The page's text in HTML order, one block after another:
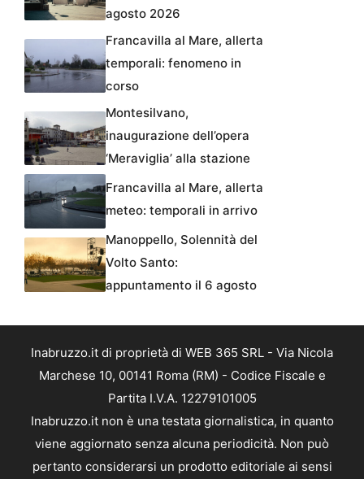
agosto 2026
Francavilla al Mare, allerta
temporali: fenomeno in
corso
Montesilvano,
inaugurazione dell’opera
‘Meraviglia’ alla stazione
Francavilla al Mare, allerta
meteo: temporali in arrivo
Manoppello, Solennità del
Volto Santo:
appuntamento il 6 agosto
Inabruzzo.it di proprietà di WEB 365 SRL - Via Nicola
Marchese 10, 00141 Roma (RM) - Codice Fiscale e
Partita I.V.A. 12279101005
Inabruzzo.it non è una testata giornalistica, in quanto
viene aggiornato senza alcuna periodicità. Non può
pertanto considerarsi un prodotto editoriale ai sensi